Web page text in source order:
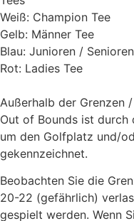
Weiß: Champion Tee
Gelb: Männer Tee
Blau: Junioren /
Rot: Ladies Tee
Außerhalb der Grenzen
Out of Bounds ist durch
um den Golfplatz und/
gekennzeichnet.
Beobachten Sie die
20-22 (gefährlich)
gespielt werden. Wenn